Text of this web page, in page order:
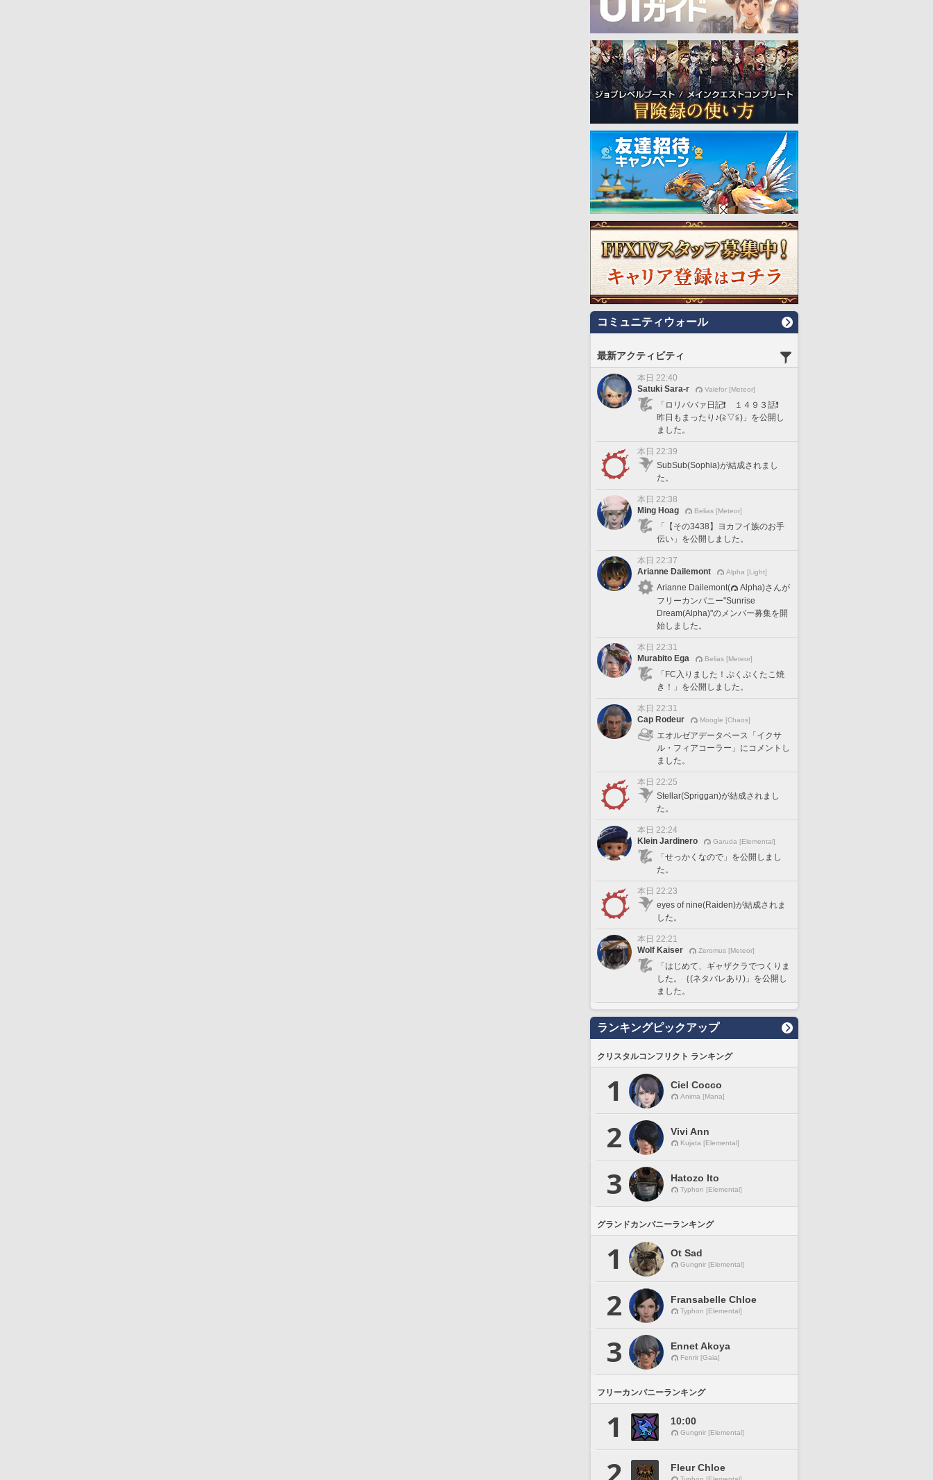
コミュニティウォール
最新アクティビティ
本日 22:40
Satuki Sara-r
Valefor [Meteor]
「ロリババァ日記❗️ １４９３話❗️
昨日もまったり♪(≧▽≦)」を公開し
ました。
本日 22:39
SubSub(Sophia)が結成されまし
た。
本日 22:38
Ming Hoag
Belias [Meteor]
「【その3438】ヨカフイ族のお手
伝い」を公開しました。
本日 22:37
Arianne Dailemont
Alpha [Light]
Arianne Dailemont(
Alpha)さんが
フリーカンパニー"Sunrise
Dream(Alpha)"のメンバー募集を開
始しました。
本日 22:31
Murabito Ega
Belias [Meteor]
「FC入りました！ぷくぷくたこ焼
き！」を公開しました。
本日 22:31
Cap Rodeur
Moogle [Chaos]
エオルゼアデータベース「イクサ
ル・フィアコーラー」にコメントし
ました。
本日 22:25
Stellar(Spriggan)が結成されまし
た。
本日 22:24
Klein Jardinero
Garuda [Elemental]
「せっかくなので」を公開しまし
た。
本日 22:23
eyes of nine(Raiden)が結成されま
した。
本日 22:21
Wolf Kaiser
Zeromus [Meteor]
「はじめて、ギャザクラでつくりま
した。｛(ネタバレあり)」を公開し
ました。
ランキングピックアップ
クリスタルコンフリクト ランキング
1 Ciel Cocco
Anima [Mana]
2 Vivi Ann
Kujata [Elemental]
3 Hatozo Ito
Typhon [Elemental]
グランドカンパニーランキング
1 Ot Sad
Gungnir [Elemental]
2 Fransabelle Chloe
Typhon [Elemental]
3 Ennet Akoya
Fenrir [Gaia]
フリーカンパニーランキング
1 10:00
Gungnir [Elemental]
Fleur Chloe